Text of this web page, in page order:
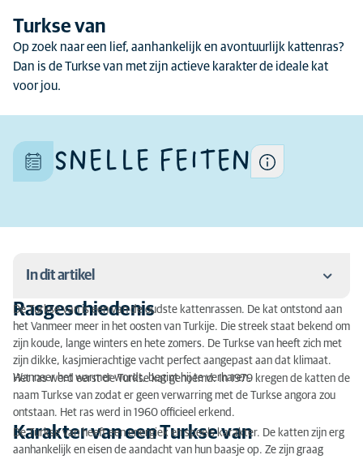
Turkse van
Op zoek naar een lief, aanhankelijk en avontuurlijk kattenras?
Dan is de Turkse van met zijn actieve karakter de ideale kat
voor jou.
SNELLE FEITEN
In dit artikel
Rasgeschiedenis
Karakter van een Turkse van
Activiteit
Vachtverzorging
Training
Rasgeschiedenis
De Turkse van is een van de oudste kattenrassen. De kat ontstond aan
het Vanmeer meer in het oosten van Turkije. Die streek staat bekend om
zijn koude, lange winters en hete zomers. De Turkse van heeft zich met
zijn dikke, kasjmierachtige vacht perfect aangepast aan dat klimaat.
Wanneer het warmer wordt, begint hij te verharen.
Het ras werd eerst de Turkse kat genoemd. In 1979 kregen de katten de
naam Turkse van zodat er geen verwarring met de Turkse angora zou
ontstaan. Het ras werd in 1960 officieel erkend.
Karakter van een Turkse van
De Turkse van heeft een energiek en speels karakter. De katten zijn erg
aanhankelijk en eisen de aandacht van hun baasje op. Ze zijn graag
verschillen per kat want elke
kat is uniek.